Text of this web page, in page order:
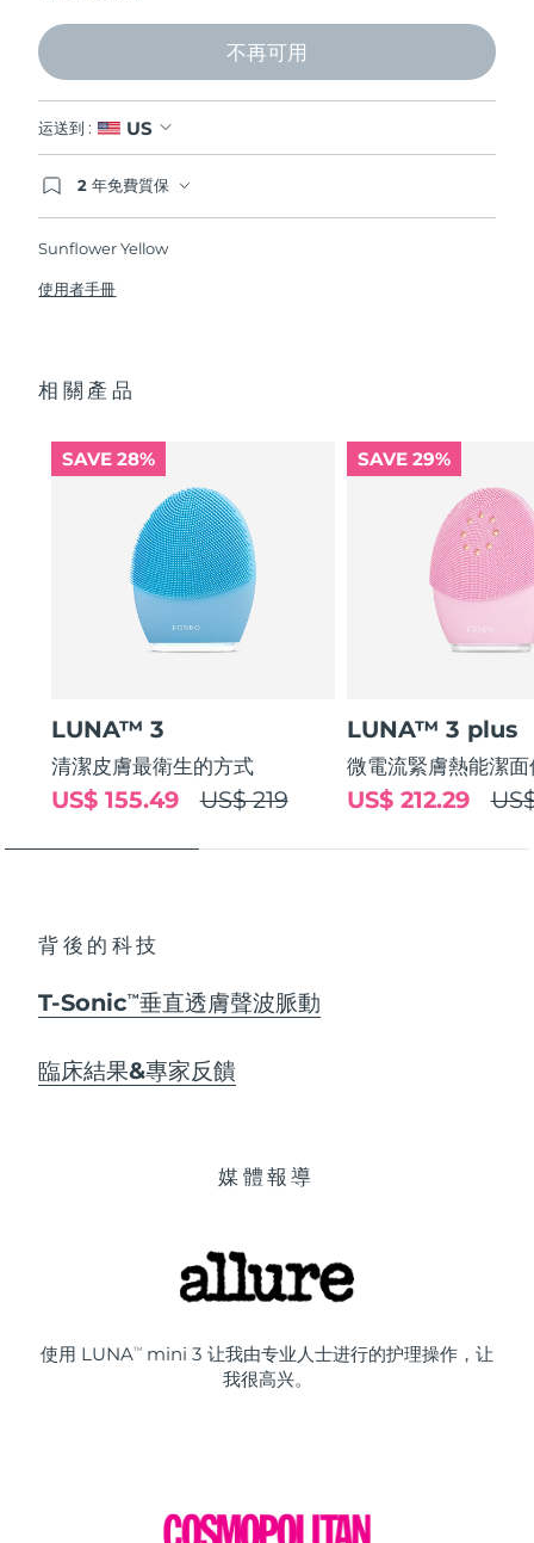
不再可用
运送到 : US
2 年免費質保
Sunflower Yellow
使用者手冊
相關產品
SAVE 28%
LUNA™ 3
清潔皮膚最衛生的方式
US$ 219
US$ 155.49
SAVE 29%
LUNA™ 3 plus
微電流緊膚熱能潔面
US$ 212.29
背後的科技
T-SonicTM 垂直透膚聲波脈動
臨床結果&專家反饋
媒體報導
使用 LUNATM
mini 3 让我由专业人士进行的护理操作，让
我很高兴。